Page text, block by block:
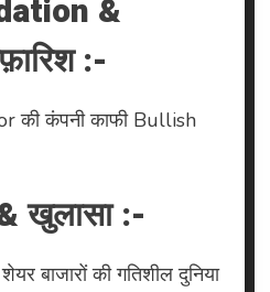
&
:-
की कंपनी काफी Bullish
खुलासा :-
बाजारों की गतिशील दुनिया